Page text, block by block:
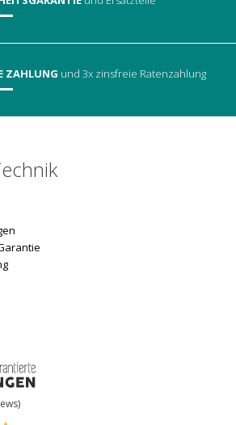
ZAHLUNG und 3x zinsfreie Ratenzahlung